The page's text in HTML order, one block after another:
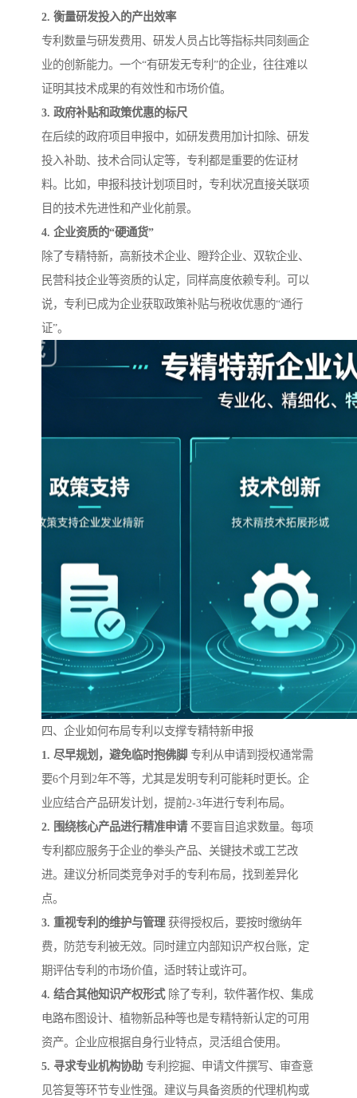
2. 衡量研发投入的产出效率
专利数量与研发费用、研发人员占比等指标共同刻画企
业的创新能力。一个“有研发无专利”的企业，往往难以
证明其技术成果的有效性和市场价值。
3. 政府补贴和政策优惠的标尺
在后续的政府项目申报中，如研发费用加计扣除、研发
投入补助、技术合同认定等，专利都是重要的佐证材
料。比如，申报科技计划项目时，专利状况直接关联项
目的技术先进性和产业化前景。
4. 企业资质的“硬通货”
除了专精特新，高新技术企业、瞪羚企业、双软企业、
民营科技企业等资质的认定，同样高度依赖专利。可以
说，专利已成为企业获取政策补贴与税收优惠的“通行
证”。
四、企业如何布局专利以支撑专精特新申报
1. 尽早规划，避免临时抱佛脚 专利从申请到授权通常需
要6个月到2年不等，尤其是发明专利可能耗时更长。企
业应结合产品研发计划，提前2-3年进行专利布局。
2. 围绕核心产品进行精准申请不要盲目追求数量。每项
专利都应服务于企业的拳头产品、关键技术或工艺改
进。建议分析同类竞争对手的专利布局，找到差异化
点。
3. 重视专利的维护与管理获得授权后，要按时缴纳年
费，防范专利被无效。同时建立内部知识产权台账，定
期评估专利的市场价值，适时转让或许可。
4. 结合其他知识产权形式除了专利，软件著作权、集成
电路布图设计、植物新品种等也是专精特新认定的可用
资产。企业应根据自身行业特点，灵活组合使用。
5. 寻求专业机构协助 专利挖掘、申请文件撰写、审查意
见答复等环节专业性强。建议与具备资质的代理机构或